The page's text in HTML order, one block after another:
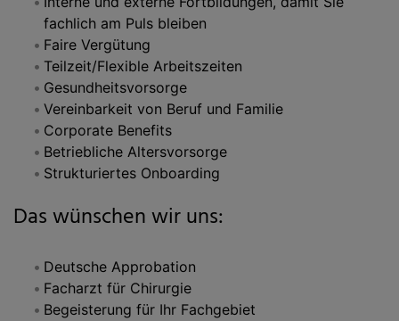
fachlich am Puls bleiben
Faire Vergütung
Teilzeit/Flexible Arbeitszeiten
Gesundheitsvorsorge
Vereinbarkeit von Beruf und Familie
Corporate Benefits
Betriebliche Altersvorsorge
Strukturiertes Onboarding
Das wünschen wir uns:
Deutsche Approbation
Facharzt für Chirurgie
Begeisterung für Ihr Fachgebiet